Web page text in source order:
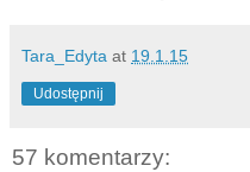
Tara_Edyta at 19.1.15
Udostępnij
57 komentarzy: